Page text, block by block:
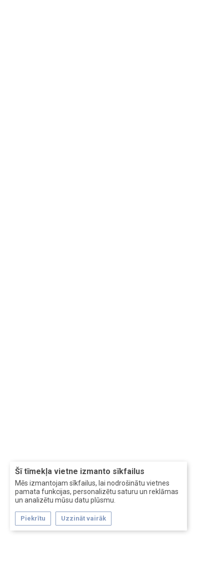
Šī tīmekļa vietne izmanto sīkfailus
Mēs izmantojam sīkfailus, lai nodrošinātu vietnes
pamata funkcijas, personalizētu saturu un reklāmas
un analizētu mūsu datu plūsmu.
Piekrītu Uzzināt vairāk